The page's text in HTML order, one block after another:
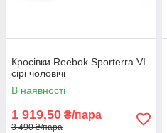
Кросівки Reebok Sporterra VI
сірі чоловічі
В наявності
1 919,50 ₴/пара
3 490 ₴/пара